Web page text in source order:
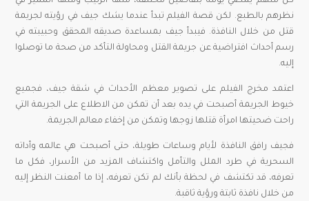
نظرهم بالطبع. لكن قصة الفيلم تبدأ عندما يشك جيف في رؤيته لجريمة
قتل من خلال النافذة. فيبدأ جيف بمساعدة صديقه المحقق وحبيبته في
رسم أحداث افتراضية عن جريمة القتل ومحاولة التأكد من صحة ما توصلوا
إليه.
اعتمد مخرج الفيلم على تصوير معظم الأحداث في شقة جيف، فجميع
خيوط الجريمة أصبحت في يده بعد أن تمكن من الاطلاع على الجريمة التي
راحت ضحيتها امرأة قتلها زوجها وتمكن من إخفاء معالم الجريمة.
فجيف رافق النافذة لأيام وساعات طويلة، حتى أصبحت هي عالمه وأداته
السحرية في طرد الملل والتأمل واكتشاف المزيد من الأسرار، فكل ما
تعرفه، قد تكتشف في لحظة بأنك لم تكن تعرفه، إذا ما أمعنت النظر إليه
من خلال نافذة ثابتة ورؤية ثاقبة.